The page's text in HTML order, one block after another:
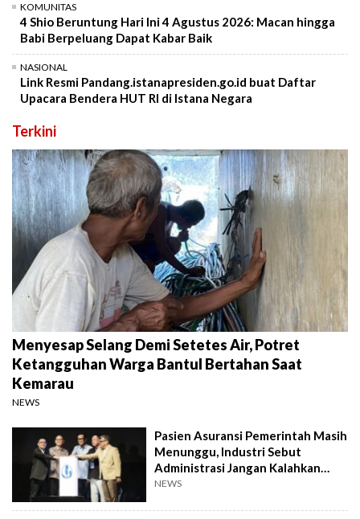
KOMUNITAS
4 Shio Beruntung Hari Ini 4 Agustus 2026: Macan hingga
Babi Berpeluang Dapat Kabar Baik
NASIONAL
Link Resmi Pandang.istanapresiden.go.id buat Daftar
Upacara Bendera HUT RI di Istana Negara
Terkini
Menyesap Selang Demi Setetes Air, Potret
Ketangguhan Warga Bantul Bertahan Saat
Kemarau
NEWS
Pasien Asuransi Pemerintah Masih
Menunggu, Industri Sebut
Administrasi Jangan Kalahkan
Kemanusiaan
NEWS